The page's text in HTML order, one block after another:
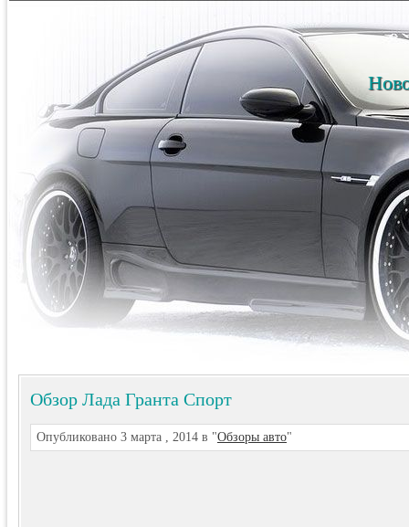
Обзор Лада Гранта Спорт
Опубликовано 3 марта , 2014 в "Обзоры авто"